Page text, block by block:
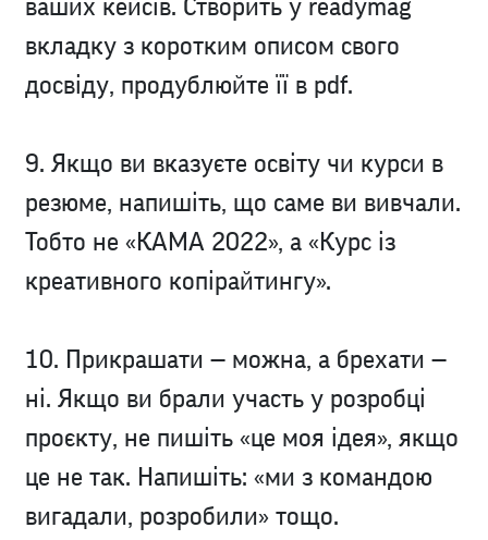
ваших кейсів. Створить у readymag
вкладку з коротким описом свого
досвіду, продублюйте її в pdf.
9. Якщо ви вказуєте освіту чи курси в
резюме, напишіть, що саме ви вивчали.
Тобто не «КАМА 2022», а «Курс із
креативного копірайтингу».
10. Прикрашати — можна, а брехати —
ні. Якщо ви брали участь у розробці
проєкту, не пишіть «це моя ідея», якщо
це не так. Напишіть: «ми з командою
вигадали, розробили» тощо.